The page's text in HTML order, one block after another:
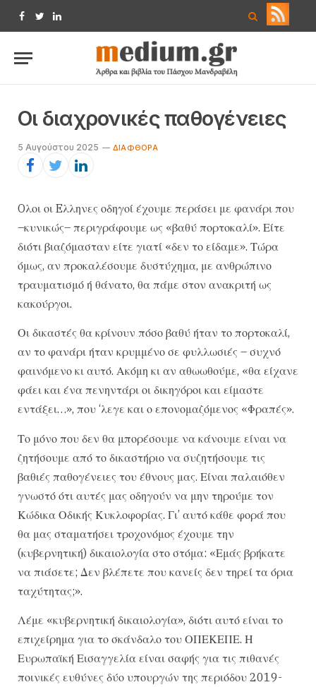
Facebook
TwitterLinkedIn
Οι διαχρονικές παθογένειες
5 Αυγούστου 2025 ΔΙΑΦΘΟΡΆ
Oλοι οι Eλληνες οδηγοί έχουμε περάσει με φανάρι που
–κυνικώς– περιγράφουμε ως «βαθύ πορτοκαλί». Είτε
διότι βιαζόμασταν είτε γιατί «δεν το είδαμε». Τώρα
όμως, αν προκαλέσουμε δυστύχημα, με ανθρώπινο
τραυματισμό ή θάνατο, θα πάμε στον ανακριτή ως
κακούργοι.
Οι δικαστές θα κρίνουν πόσο βαθύ ήταν το πορτοκαλί,
αν το φανάρι ήταν κρυμμένο σε φυλλωσιές – συχνό
φαινόμενο κι αυτό. Ακόμη κι αν αθωωθούμε, «θα είχανε
φάει και ένα πενηντάρι οι δικηγόροι και είμαστε
εντάξει…», που ‘λεγε και ο επονομαζόμενος «Φραπές».
Το μόνο που δεν θα μπορέσουμε να κάνουμε είναι να
ζητήσουμε από το δικαστήριο να συζητήσουμε τις
βαθιές παθογένειες του έθνους μας. Είναι παλαιόθεν
γνωστό ότι αυτές μας οδηγούν να μην τηρούμε τον
Κώδικα Οδικής Κυκλοφορίας. Γι’ αυτό κάθε φορά που
θα μας σταματήσει τροχονόμος έχουμε την
(κυβερνητική) δικαιολογία στο στόμα: «Εμάς βρήκατε
να πιάσετε; Δεν βλέπετε που κανείς δεν τηρεί τα όρια
ταχύτητας;».
Λέμε «κυβερνητική δικαιολογία», διότι αυτό είναι το
επιχείρημα για το σκάνδαλο του ΟΠΕΚΕΠΕ. Η
Ευρωπαϊκή Εισαγγελία είναι σαφής για τις πιθανές
ποινικές ευθύνες δύο υπουργών της περιόδου 2019-